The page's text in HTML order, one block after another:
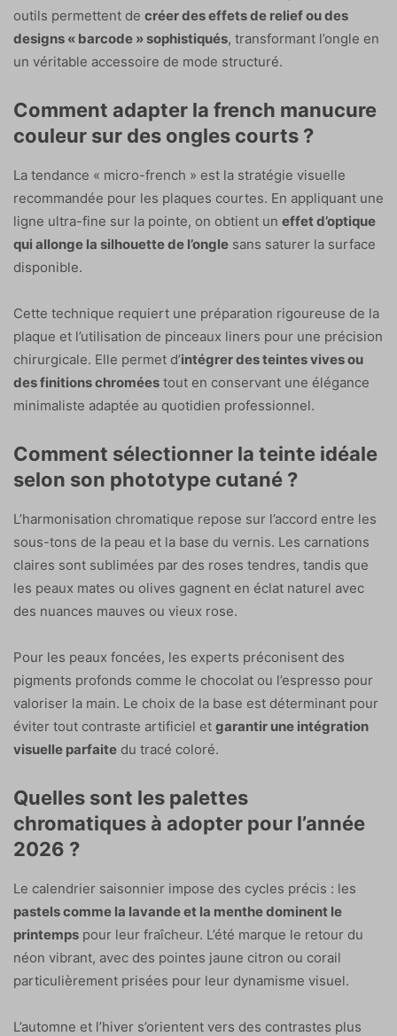
outils permettent de créer des effets de relief ou des
designs « barcode » sophistiqués, transformant l’ongle en
un véritable accessoire de mode structuré.
Comment adapter la french manucure
couleur sur des ongles courts ?
La tendance « micro-french » est la stratégie visuelle
recommandée pour les plaques courtes. En appliquant une
ligne ultra-fine sur la pointe, on obtient un effet d’optique
qui allonge la silhouette de l’ongle sans saturer la surface
disponible.
Cette technique requiert une préparation rigoureuse de la
plaque et l’utilisation de pinceaux liners pour une précision
chirurgicale. Elle permet d’intégrer des teintes vives ou
des finitions chromées tout en conservant une élégance
minimaliste adaptée au quotidien professionnel.
Comment sélectionner la teinte idéale
selon son phototype cutané ?
L’harmonisation chromatique repose sur l’accord entre les
sous-tons de la peau et la base du vernis. Les carnations
claires sont sublimées par des roses tendres, tandis que
les peaux mates ou olives gagnent en éclat naturel avec
des nuances mauves ou vieux rose.
Pour les peaux foncées, les experts préconisent des
pigments profonds comme le chocolat ou l’espresso pour
valoriser la main. Le choix de la base est déterminant pour
éviter tout contraste artificiel et garantir une intégration
visuelle parfaite du tracé coloré.
Quelles sont les palettes
chromatiques à adopter pour l’année
2026 ?
Le calendrier saisonnier impose des cycles précis : les
pastels comme la lavande et la menthe dominent le
printemps pour leur fraîcheur. L’été marque le retour du
néon vibrant, avec des pointes jaune citron ou corail
particulièrement prisées pour leur dynamisme visuel.
L’automne et l’hiver s’orientent vers des contrastes plus